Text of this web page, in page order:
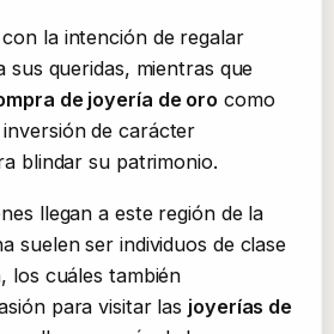
la intención de regalar
sus queridas, mientras que
de joyería de oro como
de carácter
blindar su patrimonio.
llegan a este región de la
suelen ser individuos de clase
los cuáles también
para visitar las joyerías de